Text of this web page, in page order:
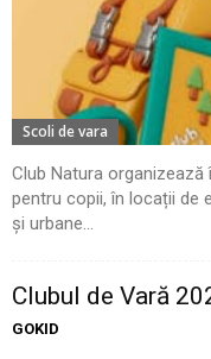
Scoli de vara
Club Natura organizează
pentru copii, în locații de
și urbane...
Clubul de Vară
GOKID